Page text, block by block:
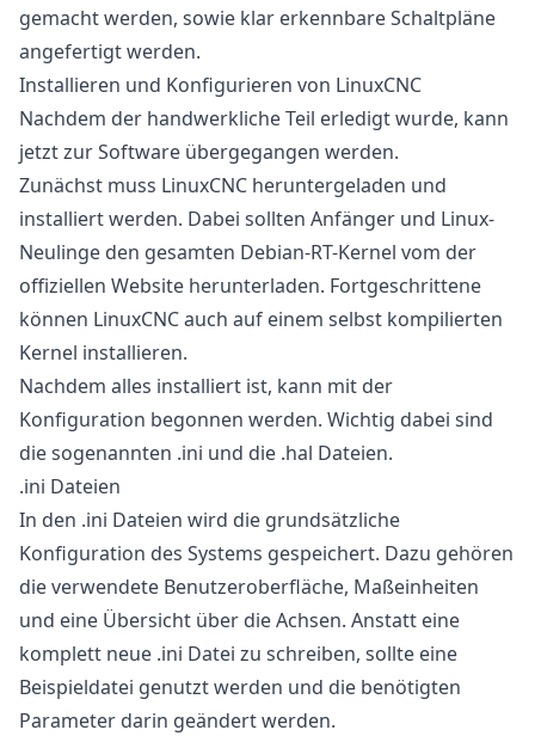
gemacht werden, sowie klar erkennbare Schaltpläne
angefertigt werden.
Installieren und Konfigurieren von LinuxCNC
Nachdem der handwerkliche Teil erledigt wurde, kann
jetzt zur Software übergegangen werden.
Zunächst muss LinuxCNC heruntergeladen und
installiert werden. Dabei sollten Anfänger und Linux-
Neulinge den gesamten Debian-RT-Kernel vom der
offiziellen Website herunterladen. Fortgeschrittene
können LinuxCNC auch auf einem selbst kompilierten
Kernel installieren.
Nachdem alles installiert ist, kann mit der
Konfiguration begonnen werden. Wichtig dabei sind
die sogenannten .ini und die .hal Dateien.
.ini Dateien
In den .ini Dateien wird die grundsätzliche
Konfiguration des Systems gespeichert. Dazu gehören
die verwendete Benutzeroberfläche, Maßeinheiten
und eine Übersicht über die Achsen. Anstatt eine
komplett neue .ini Datei zu schreiben, sollte eine
Beispieldatei genutzt werden und die benötigten
Parameter darin geändert werden.